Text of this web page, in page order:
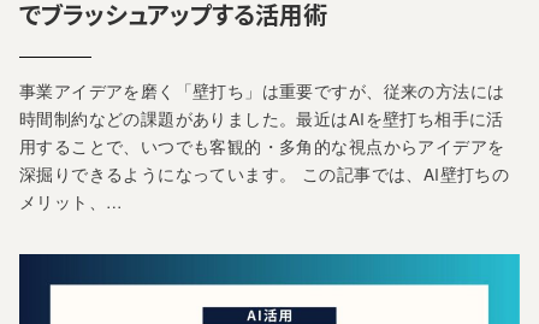
でブラッシュアップする活用術
事業アイデアを磨く「壁打ち」は重要ですが、従来の方法には
時間制約などの課題がありました。最近はAIを壁打ち相手に活
用することで、いつでも客観的・多角的な視点からアイデアを
深掘りできるようになっています。 この記事では、AI壁打ちの
メリット、…